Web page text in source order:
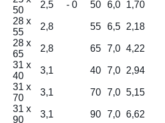
- 0
50
2,5 50 6,0 1,70
28 x
55
2,8 55 6,5 2,18
28 x
65
2,8 65 7,0 4,22
31 x
40
3,1 40 7,0 2,94
31 x
70
3,1 70 7,0 5,15
31 x
90
3,1 90 7,0 6,62